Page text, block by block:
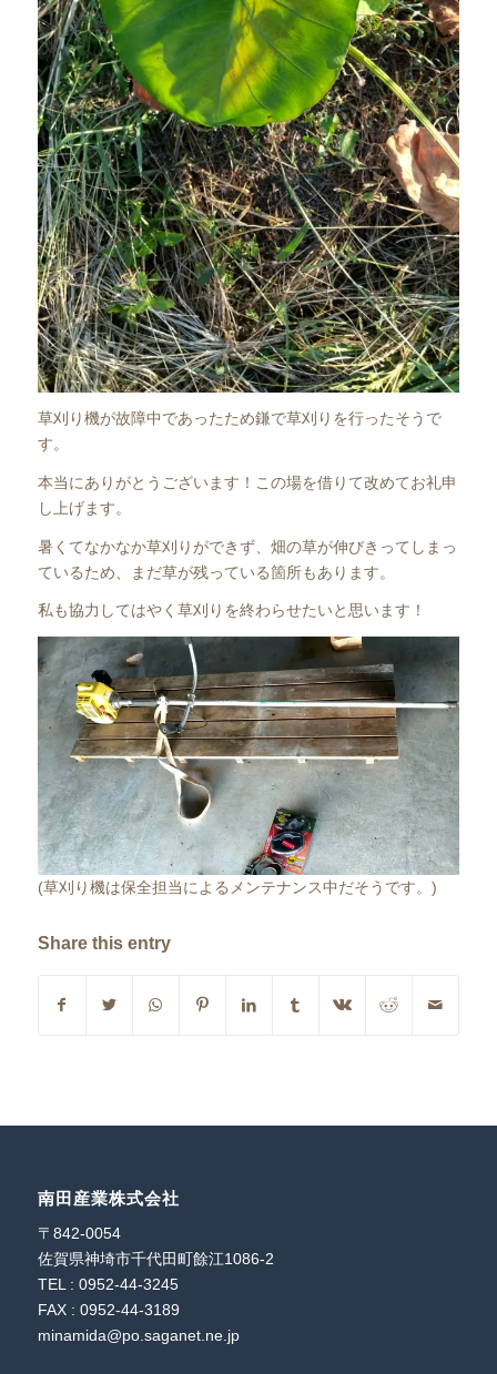
草刈り機が故障中であったため鎌で草刈りを行ったそうで
す。
本当にありがとうございます！この場を借りて改めてお礼申
し上げます。
暑くてなかなか草刈りができず、畑の草が伸びきってしまっ
ているため、まだ草が残っている箇所もあります。
私も協力してはやく草刈りを終わらせたいと思います！
(草刈り機は保全担当によるメンテナンス中だそうです。)
Share this entry
南田産業株式会社
〒842-0054
佐賀県神埼市千代田町餘江1086-2
TEL : 0952-44-3245
FAX : 0952-44-3189
minamida@po.saganet.ne.jp